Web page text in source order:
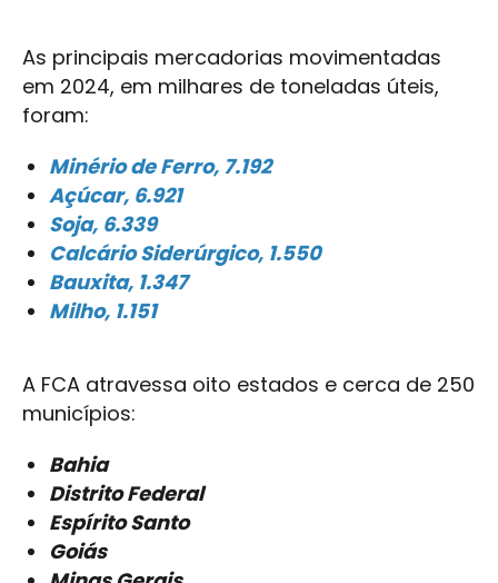
As principais mercadorias movimentadas
em 2024, em milhares de toneladas úteis,
foram:
Minério de Ferro, 7.192
Açúcar, 6.921
Soja, 6.339
Calcário Siderúrgico, 1.550
Bauxita, 1.347
Milho, 1.151
A FCA atravessa oito estados e cerca de 250
municípios:
Bahia
Distrito Federal
Espírito Santo
Goiás